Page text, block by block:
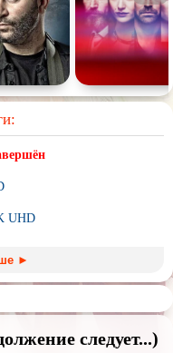
UHD
(трэш) movies
и Демоны
►
следует...)